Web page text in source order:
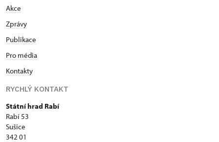
Akce
Zprávy
Publikace
Pro média
Kontakty
RYCHLÝ KONTAKT
Státní hrad Rabí
Rabí 53
Sušice
342 01